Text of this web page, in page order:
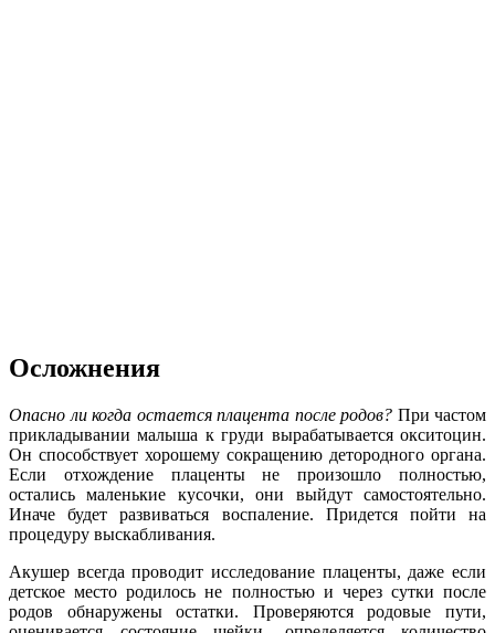
Осложнения
Опасно ли когда остается плацента после родов? При частом
прикладывании малыша к груди вырабатывается окситоцин.
Он способствует хорошему сокращению детородного органа.
Если отхождение плаценты не произошло полностью,
остались маленькие кусочки, они выйдут самостоятельно.
Иначе будет развиваться воспаление. Придется пойти на
процедуру выскабливания.
Акушер всегда проводит исследование плаценты, даже если
детское место родилось не полностью и через сутки после
родов обнаружены остатки. Проверяются родовые пути,